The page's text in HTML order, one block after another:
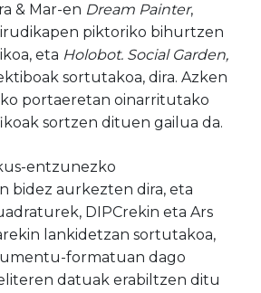
& Mar-en Dream Painter,
piktoriko bihurtzen
eta Holobot. Social Garden,
sortutakoa, dira. Azken
portaeretan oinarritutako
sortzen dituen gailua da.
entzunezko
bidez aurkezten dira, eta
DIPCrekin eta Ars
lankidetzan sortutakoa,
formatuan dago
datuak erabiltzen ditu